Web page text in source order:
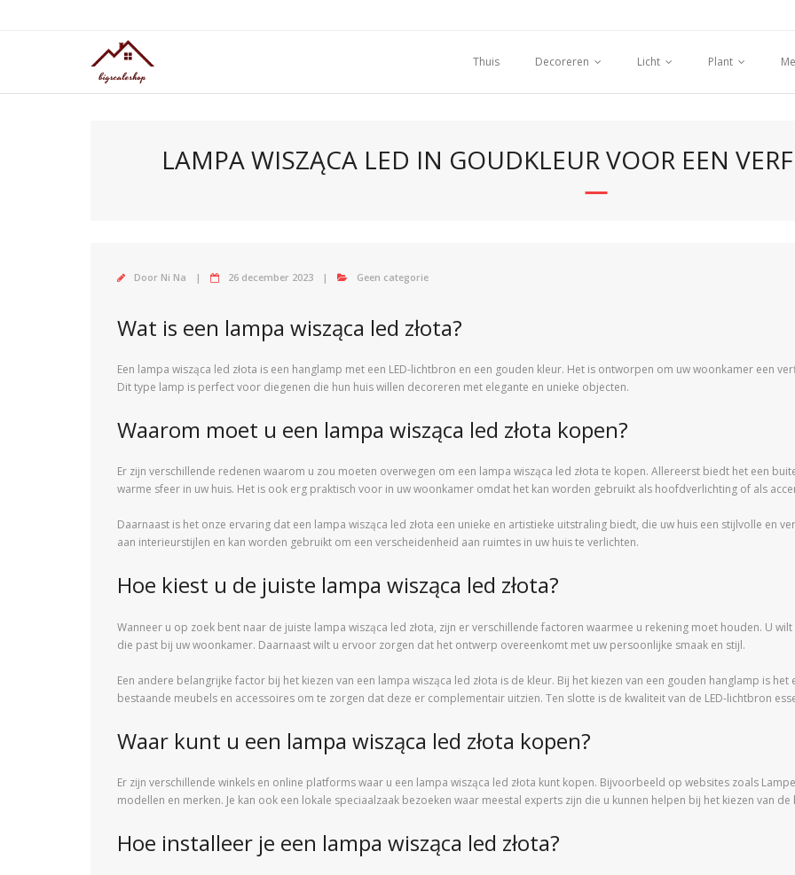
Thuis
Decoreren Licht Plant
LAMPA WISZĄCA LED IN GOUDKLEUR VOOR EEN
Door Ni Na 26 december 2023 Geen categorie
Wat is een lampa wisząca led złota?
Een lampa wisząca led złota is een hanglamp met een LED-lichtbron en een gouden kleur. Het is ontworpen om uw woonkamer een
Dit type lamp is perfect voor diegenen die hun huis willen decoreren met elegante en unieke objecten.
Waarom moet u een lampa wisząca led złota kopen?
Er zijn verschillende redenen waarom u zou moeten overwegen om een lampa wisząca led złota te kopen. Allereerst biedt het een
warme sfeer in uw huis. Het is ook erg praktisch voor in uw woonkamer omdat het kan worden gebruikt als hoofdverlichting of als
Daarnaast is het onze ervaring dat een lampa wisząca led złota een unieke en artistieke uitstraling biedt, die uw huis een stijlvolle en
aan interieurstijlen en kan worden gebruikt om een verscheidenheid aan ruimtes in uw huis te verlichten.
Hoe kiest u de juiste lampa wisząca led złota?
Wanneer u op zoek bent naar de juiste lampa wisząca led złota, zijn er verschillende factoren waarmee u rekening moet houden. U
die past bij uw woonkamer. Daarnaast wilt u ervoor zorgen dat het ontwerp overeenkomt met uw persoonlijke smaak en stijl.
Een andere belangrijke factor bij het kiezen van een lampa wisząca led złota is de kleur. Bij het kiezen van een gouden hanglamp is
bestaande meubels en accessoires om te zorgen dat deze er complementair uitzien. Ten slotte is de kwaliteit van de LED-lichtbron
Waar kunt u een lampa wisząca led złota kopen?
Er zijn verschillende winkels en online platforms waar u een lampa wisząca led złota kunt kopen. Bijvoorbeeld op websites zoals
modellen en merken. Je kan ook een lokale speciaalzaak bezoeken waar meestal experts zijn die u kunnen helpen bij het kiezen van
Hoe installeer je een lampa wisząca led złota?